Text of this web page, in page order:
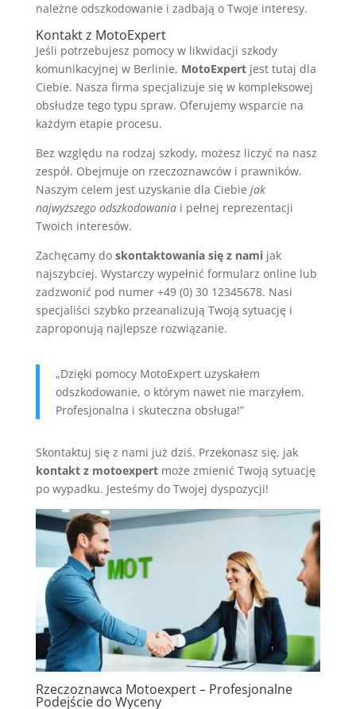
należne odszkodowanie i zadbają o Twoje interesy.
Kontakt z MotoExpert
Jeśli potrzebujesz pomocy w likwidacji szkody
komunikacyjnej w Berlinie, MotoExpertjest tutaj dla
Ciebie. Nasza firma specjalizuje się w kompleksowej
obsłudze tego typu spraw. Oferujemy wsparcie na
każdym etapie procesu.
Bez względu na rodzaj szkody, możesz liczyć na nasz
zespół. Obejmuje on rzeczoznawców i prawników.
Naszym celem jest uzyskanie dla Ciebie jak
najwyższego odszkodowaniai pełnej reprezentacji
Twoich interesów.
Zachęcamy do skontaktowania się z namijak
najszybciej. Wystarczy wypełnić formularz online lub
zadzwonić pod numer +49 (0) 30 12345678. Nasi
specjaliści szybko przeanalizują Twoją sytuację i
zaproponują najlepsze rozwiązanie.
„Dzięki pomocy MotoExpert uzyskałem
odszkodowanie, o którym nawet nie marzyłem.
Profesjonalna i skuteczna obsługa!”
Skontaktuj się z nami już dziś. Przekonasz się, jak
kontakt z motoexpertmoże zmienić Twoją sytuację
po wypadku. Jesteśmy do Twojej dyspozycji!
Rzeczoznawca Motoexpert – Profesjonalne
Podejście do Wyceny